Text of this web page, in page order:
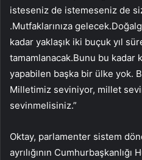
isteseniz de istemeseniz de
.Mutfaklarınıza
kadar yaklaşık iki buçuk yıl
tamamlanacak.Bunu bu kadar
yapabilen başka bir ülke yok.
Milletimiz seviniyor, millet
sevinmelisiniz.”
Oktay, parlamenter sistem
ayrılığının